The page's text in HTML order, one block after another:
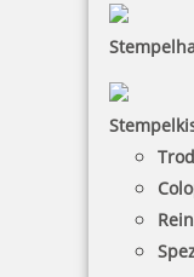
NORIS 199RMC